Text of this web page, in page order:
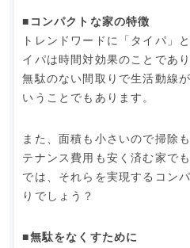
■コンパクトな家の特徴
トレンドワードに「タイパ」
イパは時間対効果のことであ
無駄のない間取りで生活動線
いうことでもあります。
また、面積も小さいので掃除
テナンス費用も安く済む家で
では、それらを実現するコン
りでしょう？
■無駄をなくすために